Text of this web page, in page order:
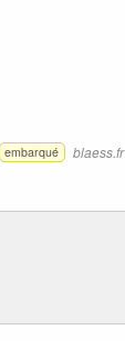
embarqué blaess.fr